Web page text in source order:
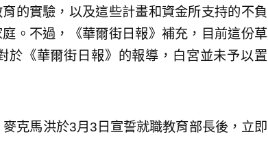
的實驗，以及這些計畫和資金所支持的不負
。不過，《華爾街日報》補充，目前這份草
於《華爾街日報》的報導，白宮並未予以置
克馬洪於3月3日宣誓就職教育部長後，立即